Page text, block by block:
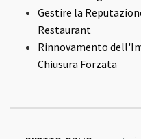
Gestire la
Restaurant
Rinnovamento
Chiusura Forzata